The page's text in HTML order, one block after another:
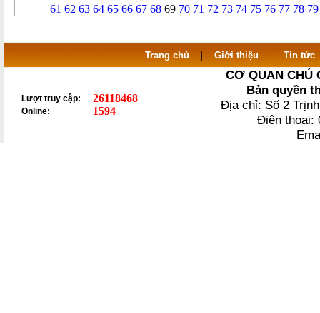
61 62 63 64 65 66 67 68 69 70 71 72 73 74 75 76 77 78 79
Trang chủ | Giới thiệu | Tin tức
Lượt truy cập: 26118468
Online: 1594
CƠ QUAN CHỦ
Bản quyền
Địa chỉ: Số 2
Điện